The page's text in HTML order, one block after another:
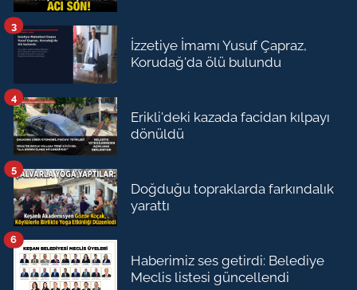
İzzetiye İmamı Yusuf Çapraz,
Korudağ'da ölü bulundu
3
Erikli'deki kazada facidan kılpayı
dönüldü
4
Doğduğu topraklarda farkındalık
yarattı
5
Haberimiz ses getirdi: Belediye
Meclis listesi güncellendi
6